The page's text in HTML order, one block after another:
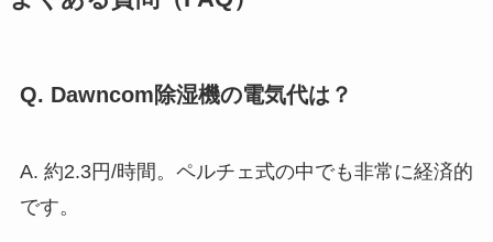
Q. Dawncom除湿機の電気代は？
A. 約2.3円/時間。ペルチェ式の中でも非常に経済的
です。